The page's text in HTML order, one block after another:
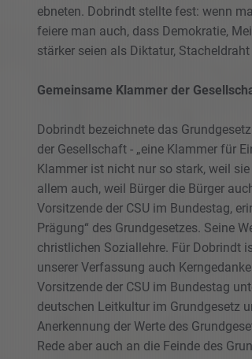
ebneten. Dobrindt stellte fest: wenn
feiere man auch, dass Demokratie,
stärker seien als Diktatur,
Gemeinsame Klammer der
Dobrindt bezeichnete das
der Gesellschaft - „eine Klammer für
Klammer ist nicht nur so stark, weil
allem auch, weil Bürger die Bürger
Vorsitzende der CSU im Bundestag,
Prägung“ des Grundgesetzes. Seine
christlichen Soziallehre. Für Dobrindt
unserer Verfassung auch
Vorsitzende der CSU im Bundestag
deutschen Leitkultur im Grundgesetz
Anerkennung der Werte des
Rede aber auch an die Feinde des